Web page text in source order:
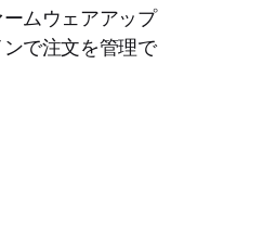
ムウェアアップ
で注文を管理で